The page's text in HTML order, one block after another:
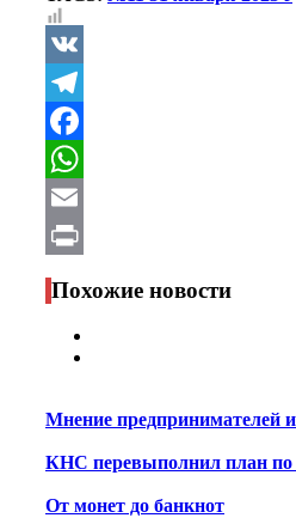
VK
Telegram
Facebook
WhatsApp
Email
Print
Похожие новости
Мнение предпринимателей
КНС перевыполнил план
От монет до банкнот